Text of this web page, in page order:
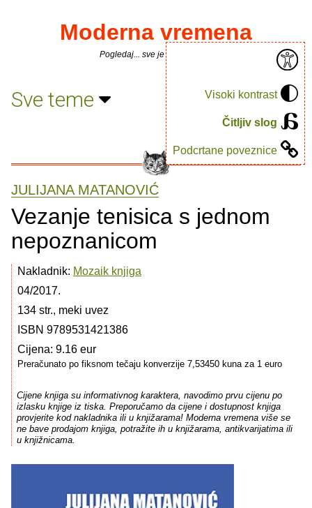
Visoki kontrast
Čitljiv slog
Podcrtane poveznice
Moderna vremena
Pogledaj... sve je puno knjiga.
Sve teme
JULIJANA MATANOVIĆ
Vezanje tenisica s jednom
nepoznanicom
Nakladnik: Mozaik knjiga
04/2017.
134 str., meki uvez
ISBN 9789531421386
Cijena: 9.16 eur
Preračunato po fiksnom tečaju konverzije 7,53450 kuna za 1 euro
Cijene knjiga su informativnog karaktera, navodimo prvu cijenu po
izlasku knjige iz tiska. Preporučamo da cijene i dostupnost knjiga
provjerite kod nakladnika ili u knjižarama! Moderna vremena više se
ne bave prodajom knjiga, potražite ih u knjižarama, antikvarijatima ili
u knjižnicama.